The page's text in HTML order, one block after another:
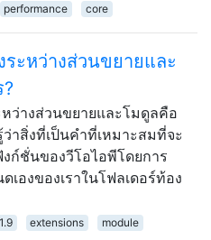
performance core
ะหว่างส่วนขยายและ
ว่างส่วนขยายและโมดูลคือ
าสิ่งที่เป็นคำที่เหมาะสมที่จะ
งก์ชั่นของวีโอไอพีโดยการ
เองของเราในโฟลเดอร์ท้อง
extensions module